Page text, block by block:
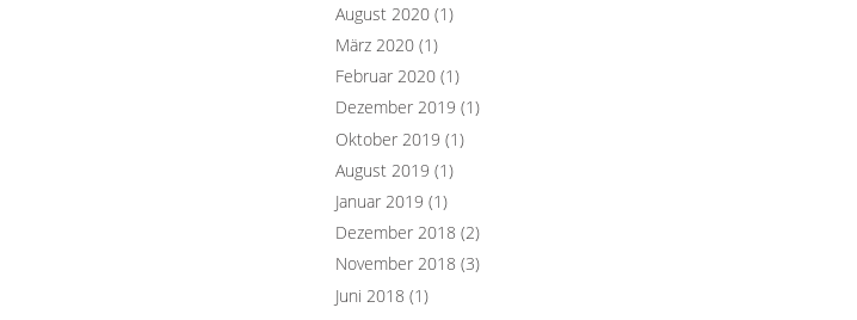
August 2020 (1)
März 2020 (1)
Februar 2020 (1)
Dezember 2019 (1)
Oktober 2019 (1)
August 2019 (1)
Januar 2019 (1)
Dezember 2018 (2)
November 2018 (3)
Juni 2018 (1)